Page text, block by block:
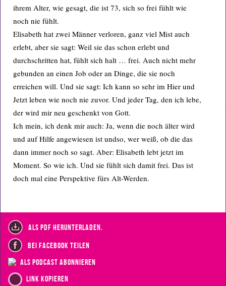
ihrem Alter, wie gesagt, die ist 73, sich so frei fühlt wie
noch nie fühlt.
Elisabeth hat zwei Männer verloren, ganz viel Mist auch
erlebt, aber sie sagt: Weil sie das schon erlebt und
durchschritten hat, fühlt sich halt … frei. Auch nicht mehr
gebunden an einen Job oder an Dinge, die sie noch
erreichen will. Und sie sagt: Ich kann so sehr im Hier und
Jetzt leben wie noch nie zuvor. Und jeder Tag, den ich lebe,
der wird mir neu geschenkt von Gott.
Ich mein, ich denk mir auch: Ja, wenn die noch älter wird
und auf Hilfe angewiesen ist undso, wer weiß, ob die das
dann immer noch so sagt. Aber: Elisabeth lebt jetzt im
Moment. So wie ich. Und sie fühlt sich damit frei. Das ist
doch mal eine Perspektive fürs Alt-Werden.
als PDF herunterladen.
bei Facebook teilen
als Podcast abonnieren
Link kopieren